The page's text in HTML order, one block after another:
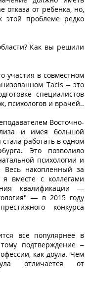
отказа от ребенка, но,
этой проблеме редко
Как вы решили
участия в совместном
Tacis – это
специалистов
психологов и врачей..
Восточно-
и имея большой
работать в одном
Это позволило
психологии и
Весь накопленный за
вместе с коллегами
квалификации —
— в 2015 году
конкурса
все популярнее в
подтверждение –
как доула. Чем
отличается от